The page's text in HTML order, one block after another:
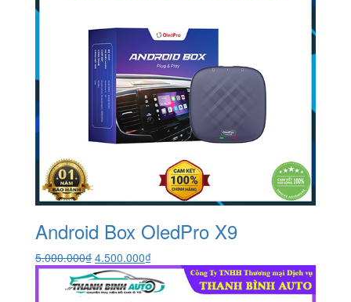
Android Box OledPro X9
5.000.000₫ Giá
gốc
là:
4.500.000₫Giá
hiện
tại